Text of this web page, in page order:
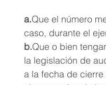
a.Que el número
caso, durante el
b.Que o bien
la legislación de
a la fecha de